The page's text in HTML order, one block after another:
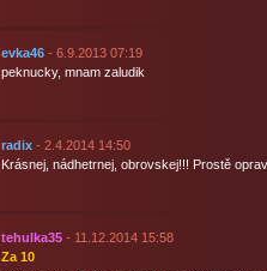
evka46- 6.9.2013 07:19
peknucky, mnam zaludik
radix- 2.4.2014 14:50
Krásnej, nádhetrnej, obrovskej!!! Prostě
tehulka35- 11.12.2014 15:58
Za 10